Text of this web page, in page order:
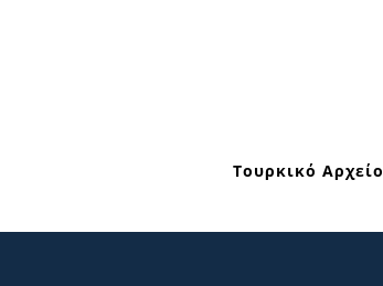
Τουρκικό Αρχείο